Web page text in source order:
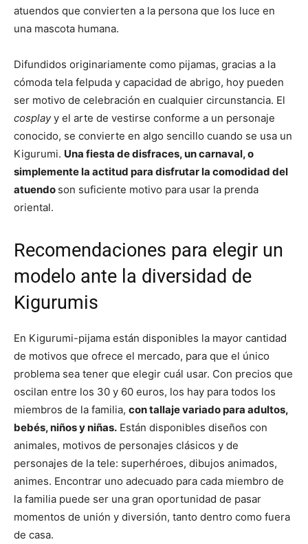
atuendos que convierten a la persona que los luce en
una mascota humana.
Difundidos originariamente como pijamas, gracias a la
cómoda tela felpuda y capacidad de abrigo, hoy pueden
ser motivo de celebración en cualquier circunstancia. El
cosplayy el arte de vestirse conforme a un personaje
conocido, se convierte en algo sencillo cuando se usa un
Kigurumi. Una fiesta de disfraces, un carnaval, o
simplemente la actitud para disfrutar la comodidad del
atuendo son suficiente motivo para usar la prenda
oriental.
Recomendaciones para elegir un
modelo ante la diversidad de
Kigurumis
En Kigurumi-pijama están disponibles la mayor cantidad
de motivos que ofrece el mercado, para que el único
problema sea tener que elegir cuál usar. Con precios que
oscilan entre los 30 y 60 euros, los hay para todos los
miembros de la familia, con tallaje variado para adultos,
bebés, niños y niñas. Están disponibles diseños con
animales, motivos de personajes clásicos y de
personajes de la tele: superhéroes, dibujos animados,
animes. Encontrar uno adecuado para cada miembro de
la familia puede ser una gran oportunidad de pasar
momentos de unión y diversión, tanto dentro como fuera
de casa.